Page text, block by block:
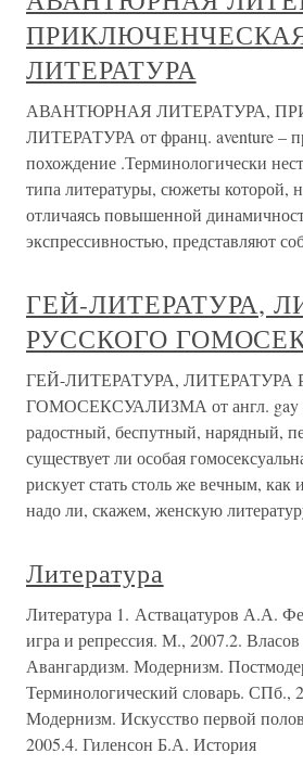
ЛИТЕРАТУРА
АВАНТЮРНАЯ ЛИТЕРАТУРА,
ЛИТЕРАТУРА от франц. aventure –
похождение .Терминологически
типа литературы, сюжеты которой,
отличаясь повышенной
экспрессивностью, представляют
ГЕЙ-ЛИТЕРАТУРА,
РУССКОГО
ГЕЙ-ЛИТЕРАТУРА, ЛИТЕРАТУРА
ГОМОСЕКСУАЛИЗМА от англ. gay
радостный, беспутный, нарядный,
существует ли особая
рискует стать столь же вечным, как
надо ли, скажем, женскую
Литература
Литература 1. Аствацатуров А.А.
игра и репрессия. М., 2007.2.
Авангардизм. Модернизм.
Терминологический словарь.
Модернизм. Искусство первой
2005.4. Гиленсон Б.А. История